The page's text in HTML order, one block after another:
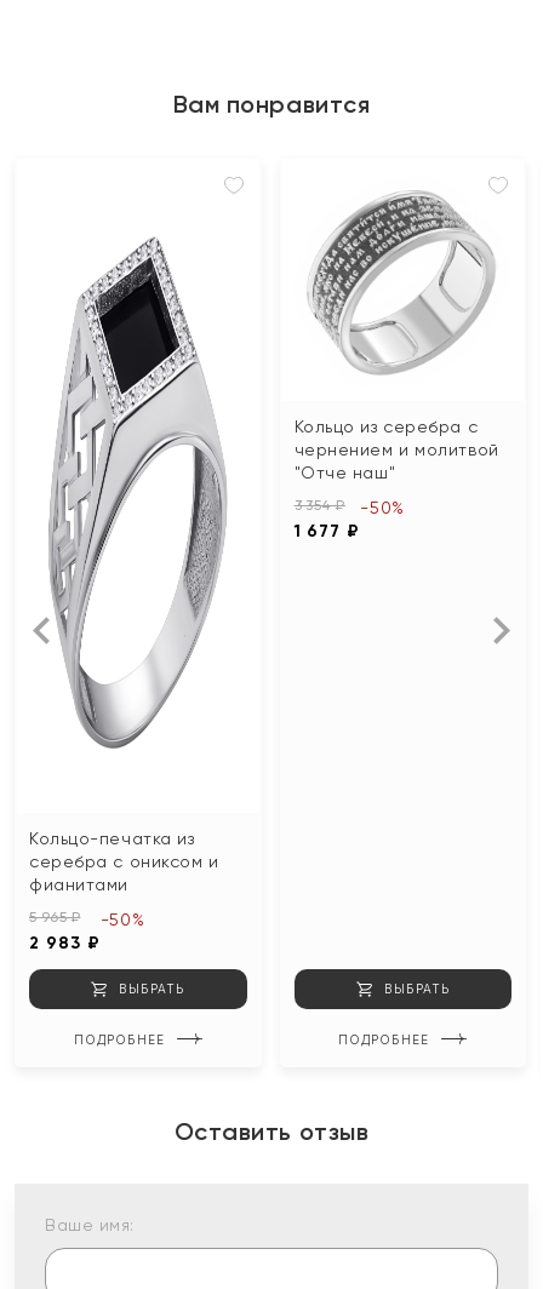
Вам понравится
Кольцо-печатка из
серебра с ониксом и
фианитами
5 965 ₽
2 983 ₽
-50%
ВЫБРАТЬ
ПОДРОБНЕЕ
Кольцо из серебра с
чернением и молитвой
"Отче наш"
3 354 ₽
1 677 ₽
-50%
ВЫБРАТЬ
ПОДРОБНЕЕ
Оставить отзыв
Ваше имя: